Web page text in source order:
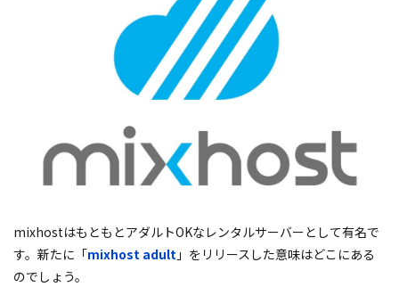
mixhostはもともとアダルトOKなレンタルサーバーとして有名で
す。新たに「mixhost adult 」をリリースした意味はどこにある
のでしょう。